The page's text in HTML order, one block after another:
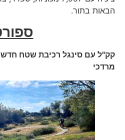
הבאות בתור.
ספורט
קק"ל עם סינגל רכיבת שטח חדש
מרדכי